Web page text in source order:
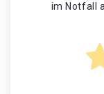
im Notfall